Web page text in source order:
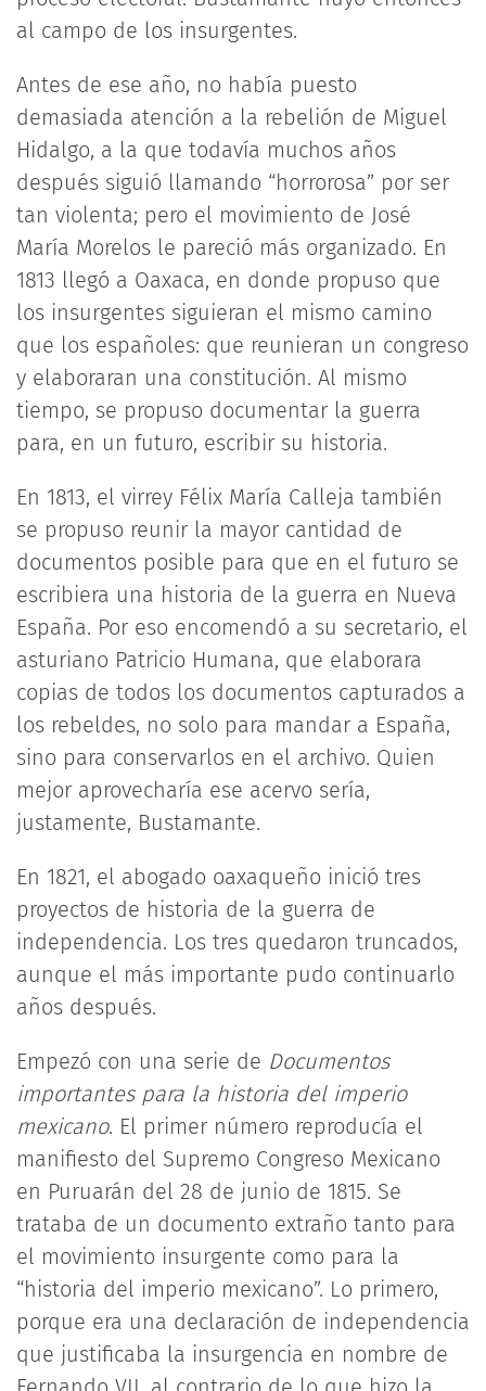
al campo de los insurgentes.
Antes de ese año, no había puesto
demasiada atención a la rebelión de Miguel
Hidalgo, a la que todavía muchos años
después siguió llamando “horrorosa” por ser
tan violenta; pero el movimiento de José
María Morelos le pareció más organizado. En
1813 llegó a Oaxaca, en donde propuso que
los insurgentes siguieran el mismo camino
que los españoles: que reunieran un congreso
y elaboraran una constitución. Al mismo
tiempo, se propuso documentar la guerra
para, en un futuro, escribir su historia.
En 1813, el virrey Félix María Calleja también
se propuso reunir la mayor cantidad de
documentos posible para que en el futuro se
escribiera una historia de la guerra en Nueva
España. Por eso encomendó a su secretario, el
asturiano Patricio Humana, que elaborara
copias de todos los documentos capturados a
los rebeldes, no solo para mandar a España,
sino para conservarlos en el archivo. Quien
mejor aprovecharía ese acervo sería,
justamente, Bustamante.
En 1821, el abogado oaxaqueño inició tres
proyectos de historia de la guerra de
independencia. Los tres quedaron truncados,
aunque el más importante pudo continuarlo
años después.
Empezó con una serie de Documentos
importantes para la historia del imperio
mexicano. El primer número reproducía el
manifiesto del Supremo Congreso Mexicano
en Puruarán del 28 de junio de 1815. Se
trataba de un documento extraño tanto para
el movimiento insurgente como para la
“historia del imperio mexicano”. Lo primero,
porque era una declaración de independencia
que justificaba la insurgencia en nombre de